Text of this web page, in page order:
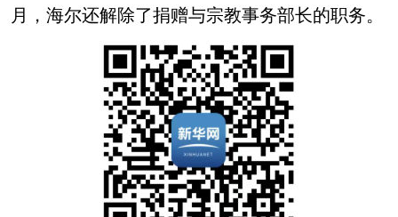
月，海尔还解除了捐赠与宗教事务部长的职务。